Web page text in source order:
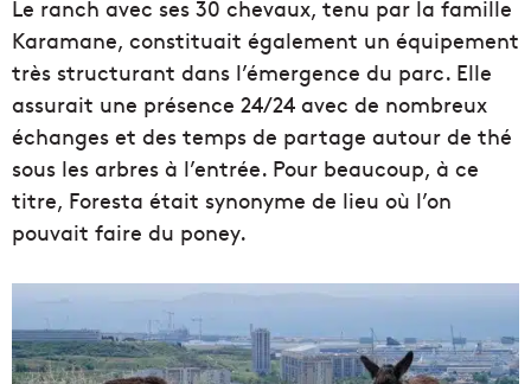
Le ranch avec ses 30 chevaux, tenu par la famille
Karamane, constituait également un équipement
très structurant dans l’émergence du parc. Elle
assurait une présence 24/24 avec de nombreux
échanges et des temps de partage autour de thé
sous les arbres à l’entrée. Pour beaucoup, à ce
titre, Foresta était synonyme de lieu où l’on
pouvait faire du poney.